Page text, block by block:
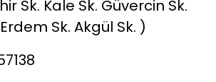
Sk. Kale Sk. Güvercin Sk.
Sk. Akgül Sk. )